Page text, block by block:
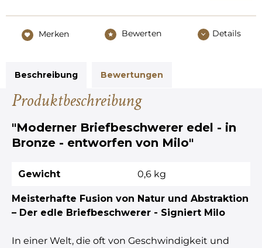
Merken Bewerten Details
Beschreibung Bewertungen
Produktbeschreibung
"Moderner Briefbeschwerer edel - in
Bronze - entworfen von Milo"
Gewicht 0,6 kg
Meisterhafte Fusion von Natur und Abstraktion
– Der edle Briefbeschwerer - Signiert Milo
In einer Welt, die oft von Geschwindigkeit und